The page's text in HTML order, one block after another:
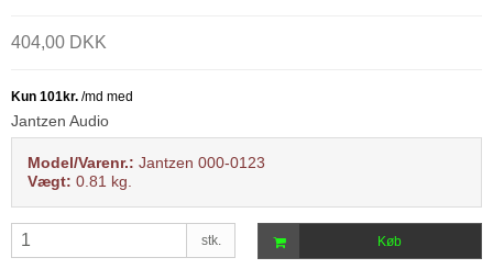
404,00 DKK
Jantzen Audio
Model/Varenr.: Jantzen 000-0123
Vægt: 0.81 kg.
stk. Køb